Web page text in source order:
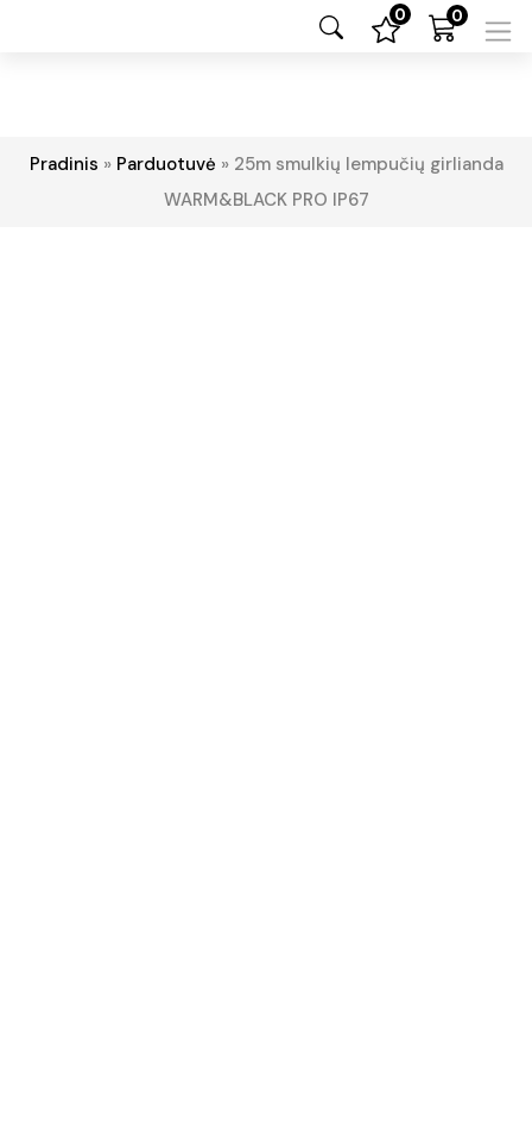
0 0
Pradinis » Parduotuvė » 25m smulkių lempučių girlianda
WARM&BLACK PRO IP67